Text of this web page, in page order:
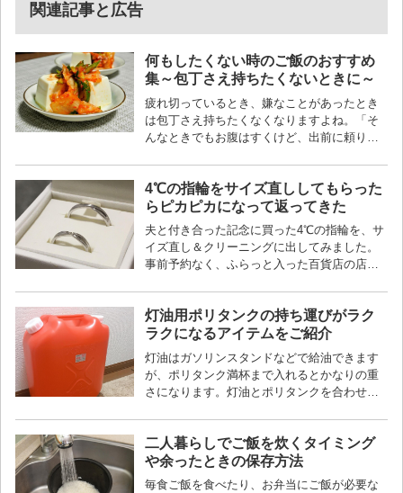
関連記事と広告
何もしたくない時のご飯のおすすめ
集～包丁さえ持ちたくないときに～
疲れ切っているとき、嫌なことがあったとき
は包丁さえ持ちたくなくなりますよね。「そ
んなときでもお腹はすくけど、出前に頼りた
し...
4℃の指輪をサイズ直ししてもらった
らピカピカになって返ってきた
夫と付き合った記念に買った4℃の指輪を、サ
イズ直し＆クリーニングに出してみました。
事前予約なく、ふらっと入った百貨店の店舗
灯油用ポリタンクの持ち運びがラク
ラクになるアイテムをご紹介
灯油はガソリンスタンドなどで給油できます
が、ポリタンク満杯まで入れるとかなりの重
さになります。灯油とポリタンクを合わせる
二人暮らしでご飯を炊くタイミング
や余ったときの保存方法
毎食ご飯を食べたり、お弁当にご飯が必要な